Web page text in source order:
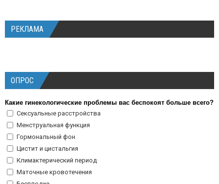
РЕКЛАМА
ОПРОС
Какие гинекологические проблемы вас беспокоят больше всего?
Сексуальные расстройства
Менструальная функция
Гормональный фон
Цистит и цистальгия
Климактерический период
Маточные кровотечения